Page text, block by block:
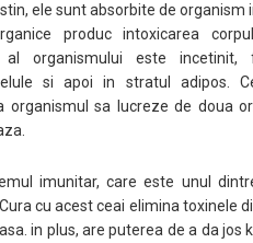
ele sunt absorbite de organism
produc intoxicarea
organismului este incetinit,
si apoi in stratul adipos.
organismul sa lucreze de doua
imunitar, care este unul
cu acest ceai elimina toxinele
in plus, are puterea de a da jos